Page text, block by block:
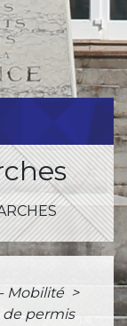
Mobilité >
permis